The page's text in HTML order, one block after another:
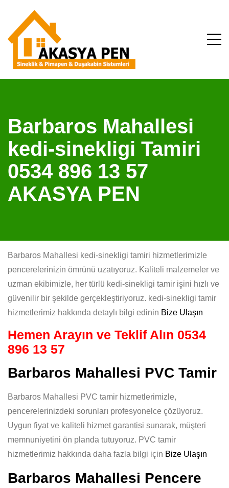
Barbaros Mahallesi
kedi-sinekligi Tamiri
0534 896 13 57
AKASYA PEN
Barbaros Mahallesi kedi-sinekligi tamiri hizmetlerimizle
pencerelerinizin ömrünü uzatıyoruz. Kaliteli malzemeler ve
uzman ekibimizle, her türlü kedi-sinekligi tamir işini hızlı ve
güvenilir bir şekilde gerçekleştiriyoruz. kedi-sinekligi tamir
hizmetlerimiz hakkında detaylı bilgi edinin Bize Ulaşın
Hemen Arayın ve Teklif Alın 0534
896 13 57
Barbaros Mahallesi PVC Tamir
Barbaros Mahallesi PVC tamir hizmetlerimizle,
pencerelerinizdeki sorunları profesyonelce çözüyoruz.
Uygun fiyat ve kaliteli hizmet garantisi sunarak, müşteri
memnuniyetini ön planda tutuyoruz. PVC tamir
hizmetlerimiz hakkında daha fazla bilgi için Bize Ulaşın
Barbaros Mahallesi Pencere